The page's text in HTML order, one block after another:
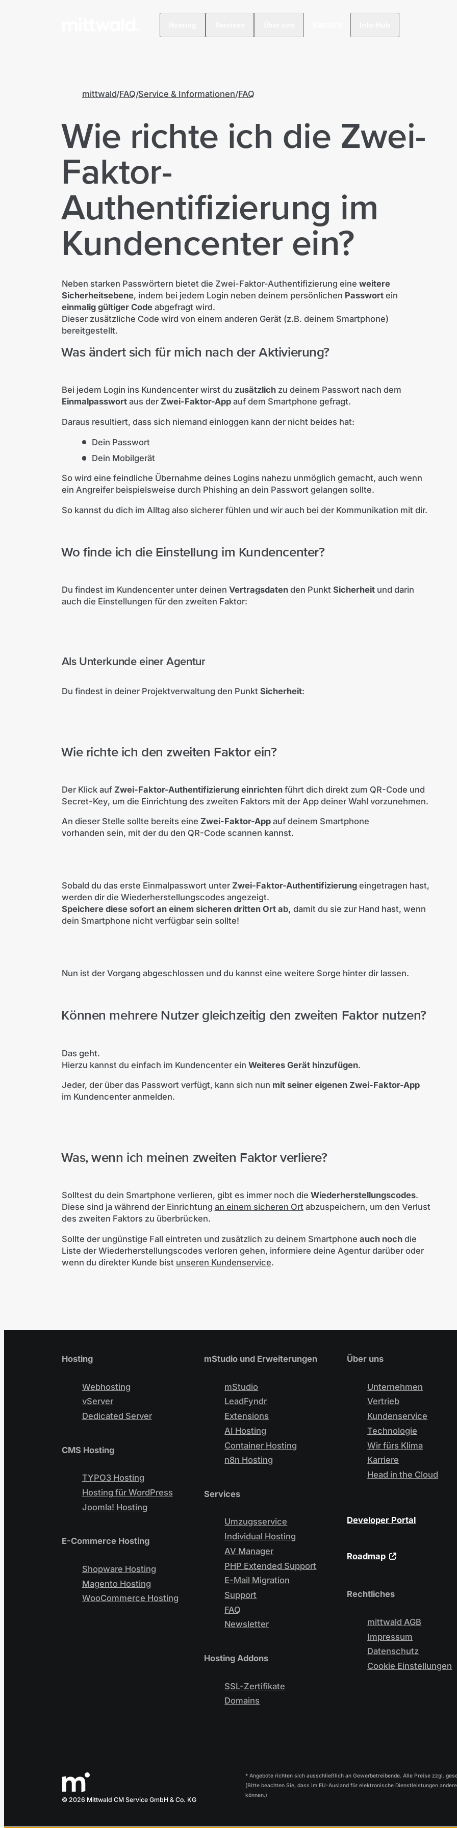
mittwald FAQ Service & Informationen FAQ
Wie richte ich die Zwei-
Faktor-
Authentifizierung im
Kundencenter ein?
Neben starken Passwörtern bietet die Zwei-Faktor-Authentifizierung eine weitere
Sicherheitsebene, indem bei jedem Login neben deinem persönlichen Passwortein
einmalig gültiger Codeabgefragt wird.
Dieser zusätzliche Code wird von einem anderen Gerät (z.B. deinem Smartphone)
bereitgestellt.
Was ändert sich für mich nach der Aktivierung?
Bei jedem Login ins Kundencenter wirst du zusätzlich zu deinem Passwort nach dem
Einmalpasswort aus der Zwei-Faktor-Appauf dem Smartphone gefragt.
Daraus resultiert, dass sich niemand einloggen kann der nicht beides hat:
Dein Passwort
Dein Mobilgerät
So wird eine feindliche Übernahme deines Logins nahezu unmöglich gemacht, auch wenn
ein Angreifer beispielsweise durch Phishing an dein Passwort gelangen sollte.
So kannst du dich im Alltag also sicherer fühlen und wir auch bei der Kommunikation mit dir.
Wo finde ich die Einstellung im Kundencenter?
Du findest im Kundencenter unter deinen Vertragsdaten den Punkt Sicherheit und darin
auch die Einstellungen für den zweiten Faktor:
Als Unterkunde einer Agentur
Du findest in deiner Projektverwaltung den Punkt Sicherheit:
Wie richte ich den zweiten Faktor ein?
Der Klick auf Zwei-Faktor-Authentifizierung einrichtenführt dich direkt zum QR-Code und
Secret-Key, um die Einrichtung des zweiten Faktors mit der App deiner Wahl vorzunehmen.
An dieser Stelle sollte bereits eine Zwei-Faktor-Appauf deinem Smartphone
vorhanden sein, mit der du den QR-Code scannen kannst.
Sobald du das erste Einmalpasswort unter Zwei-Faktor-Authentifizierungeingetragen hast,
werden dir die Wiederherstellungscodes angezeigt.
Speichere diese sofort an einem sicheren dritten Ort ab, damit du sie zur Hand hast, wenn
dein Smartphone nicht verfügbar sein sollte!
Nun ist der Vorgang abgeschlossen und du kannst eine weitere Sorge hinter dir lassen.
Können mehrere Nutzer gleichzeitig den zweiten Faktor nutzen?
Das geht.
Hierzu kannst du einfach im Kundencenter ein Weiteres Gerät hinzufügen.
Jeder, der über das Passwort verfügt, kann sich nun mit seiner eigenen Zwei-Faktor-App
im Kundencenter anmelden.
Was, wenn ich meinen zweiten Faktor verliere?
Solltest du dein Smartphone verlieren, gibt es immer noch die Wiederherstellungscodes.
Diese sind ja während der Einrichtung an einem sicheren Ortabzuspeichern, um den Verlust
des zweiten Faktors zu überbrücken.
Sollte der ungünstige Fall eintreten und zusätzlich zu deinem Smartphone auch nochdie
Liste der Wiederherstellungscodes verloren gehen, informiere deine Agentur darüber oder
wenn du direkter Kunde bist unseren Kundenservice.
Hosting
Webhosting
vServer
Dedicated Server
CMS Hosting
TYPO3 Hosting
Hosting für WordPress
Joomla! Hosting
E-Commerce Hosting
Shopware Hosting
Magento Hosting
WooCommerce Hosting
mStudio und Erweiterungen
mStudio
LeadFyndr
Extensions
AI Hosting
Container Hosting
n8n Hosting
Services
Umzugsservice
Individual Hosting
AV Manager
PHP Extended Support
E-Mail Migration
Support
FAQ
Newsletter
Hosting Addons
SSL-Zertifikate
Domains
Über uns
Unternehmen
Vertrieb
Kundenservice
Technologie
Wir fürs Klima
Karriere
Head in the Cloud
Developer Portal
Roadmap
Rechtliches
mittwald AGB
Impressum
Datenschutz
Cookie Einstellungen
© 2026 Mittwald CM Service GmbH & Co. KG
* Angebote richten sich ausschließlich an Gewerbetreibende. Alle Preise zzgl.
(Bitte beachten Sie, dass im EU-Ausland für elektronische Dienstleistungen
können.)